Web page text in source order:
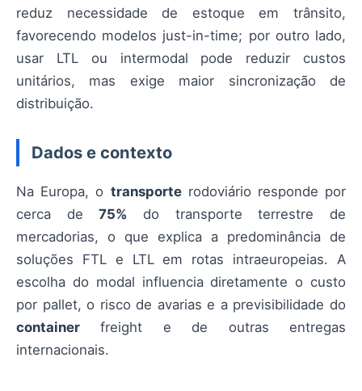
reduz necessidade de estoque em trânsito,
favorecendo modelos just-in-time; por outro lado,
usar LTL ou intermodal pode reduzir custos
unitários, mas exige maior sincronização de
distribuição.
Dados e contexto
Na Europa, o transporterodoviário responde por
cerca de75% do transporte terrestre de
mercadorias, o que explica a predominância de
soluções FTL e LTL em rotas intraeuropeias. A
escolha do modal influencia diretamente o custo
por pallet, o risco de avarias e a previsibilidade do
container freight e de outras entregas
internacionais.